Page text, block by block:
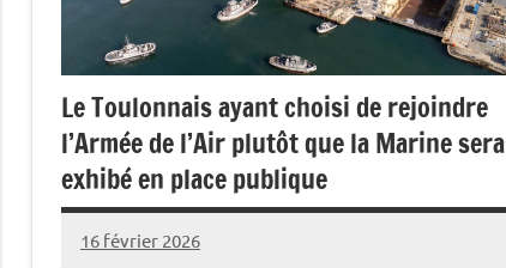
Le Toulonnais ayant choisi de rejoindre
l’Armée de l’Air plutôt que la Marine sera
exhibé en place publique
16 février 2026
Caporal
Aucun